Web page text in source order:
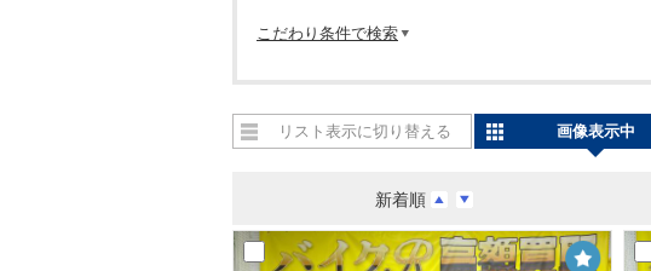
こだわり条件で検索
新着順
リスト表示に切り替える 画像表示中